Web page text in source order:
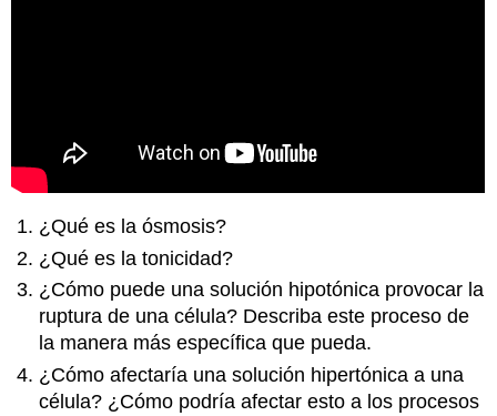
¿Qué es la ósmosis?
¿Qué es la tonicidad?
¿Cómo puede una solución hipotónica provocar la
ruptura de una célula? Describa este proceso de
la manera más específica que pueda.
¿Cómo afectaría una solución hipertónica a una
célula? ¿Cómo podría afectar esto a los procesos